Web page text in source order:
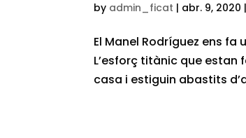
by admin_ficat | abr. 9, 2020 |
El Manel Rodríguez ens
L’esforç titànic que estan
casa i estiguin abastits